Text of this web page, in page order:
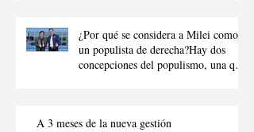
¿Por qué se considera a Milei como
un populista de derecha?Hay dos
concepciones del populismo, una que
A 3 meses de la nueva gestión